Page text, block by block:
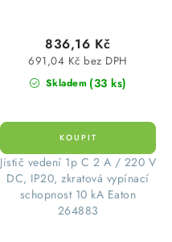
Skladem (33 ks)
691,04 Kč bez DPH
836,16 Kč
​Jistič vedení 1p C 2 A / 220 V
DC, IP20, zkratová vypínací
schopnost 10 kA Eaton
264883